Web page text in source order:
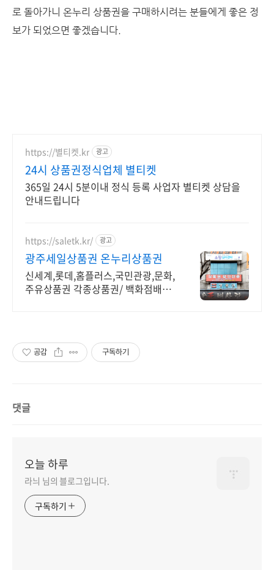
로 돌아가니 온누리 상품권을 구매하시려는 분들에게 좋은 정
보가 되었으면 좋겠습니다.
https://별티켓.kr 광고
24시 상품권정식업체 별티켓
365일 24시 5분이내 정식 등록 사업자 별티켓 상담을
안내드립니다
https://saletk.kr/ 광고
광주세일상품권 온누리상품권
신세계,롯데,홈플러스,국민관광,문화,
주유상품권 각종상품권/ 백화점배달
공감 구독하기
댓글
오늘 하루
라늬 님의 블로그입니다.
구독하기